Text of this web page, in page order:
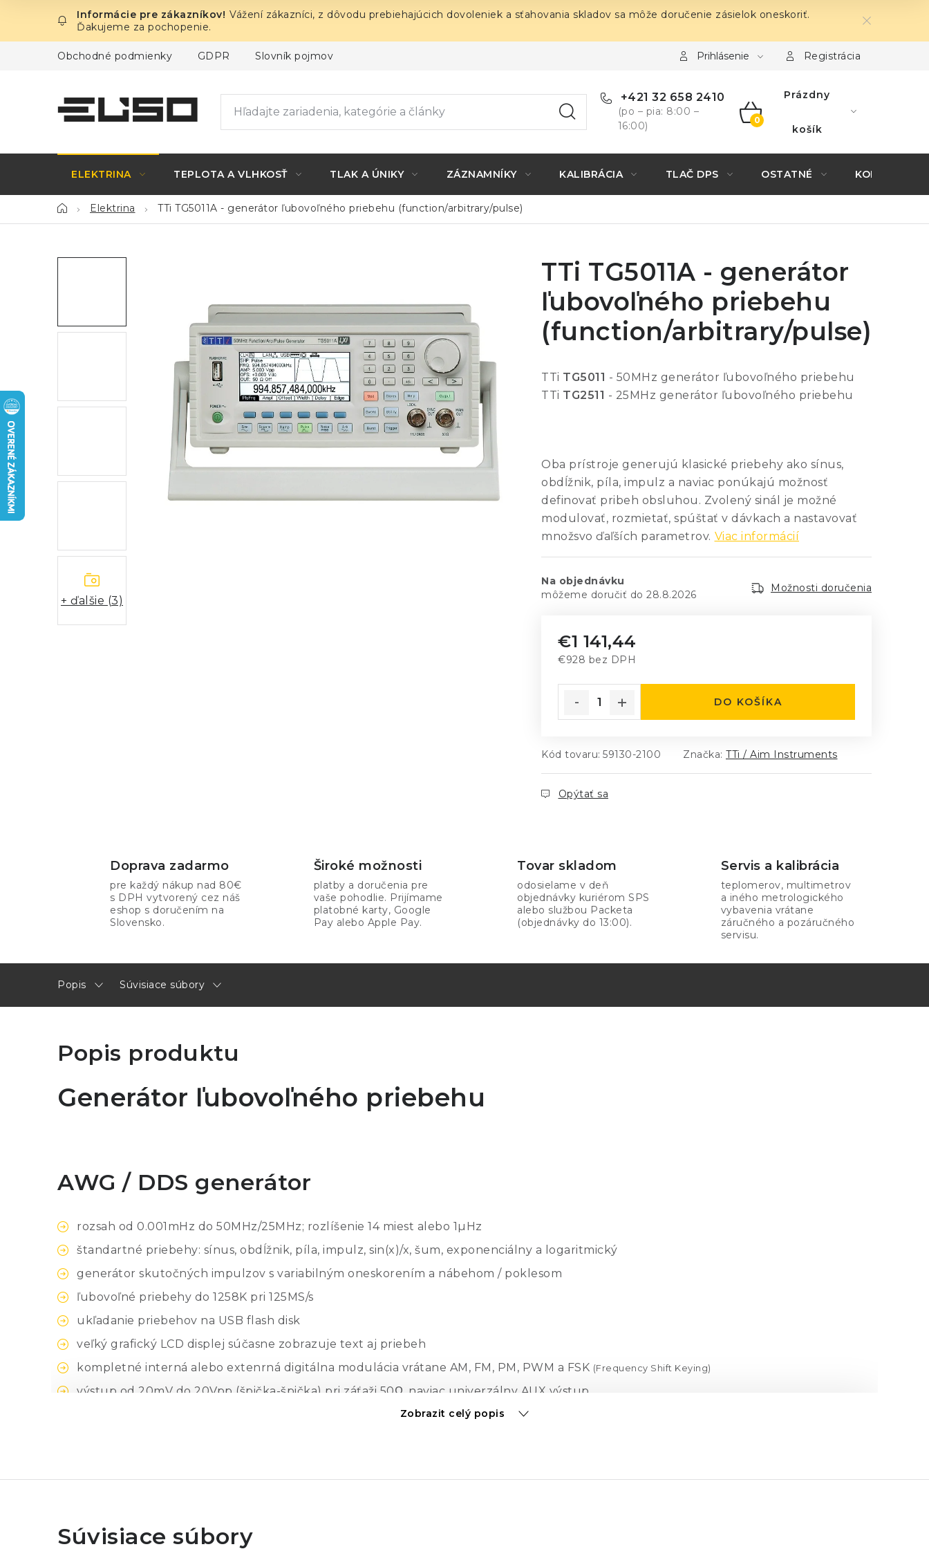
obsah
Vážení zákazníci, z dôvodu prebiehajúcich dovoleniek a sťahovania skladov sa môže doručenie zásielok oneskoriť.
Ďakujeme za pochopenie.
Obchodné podmienky GDPR Slovník pojmov Prihlásenie Registrácia
+421 32 658 2410
(po – pia: 8:00 –
16:00)
NÁKUPNÝ
Prázdny
košík
ELEKTRINA TEPLOTA A VLHKOSŤ TLAK A ÚNIKY ZÁZNAMNÍKY KALIBRÁCIA TLAČ DPS OSTATNÉ KONTAKTY
DomovElektrina TTi TG5011A - generátor ľubovoľného priebehu (function/arbitrary/pulse)
+ ďalšie (3)
TTi TG5011A - generátor
ľubovoľného priebehu
(function/arbitrary/pulse)
TTi TG5011 - 50MHz generátor ľubovoľného priebehu
TTi TG2511 - 25MHz generátor ľubovoľného priebehu
Oba prístroje generujú klasické priebehy ako sínus,
obdĺžnik, píla, impulz a naviac ponúkajú možnosť
definovať pribeh obsluhou. Zvolený sinál je možné
modulovať, rozmietať, spúštať v dávkach a nastavovať
množsvo ďaľších parametrov. Viac informácií
Na objednávku
28.8.2026
Možnosti doručenia
€1 141,44
€928 bez DPH
DO KOŠÍKA
Kód tovaru: 59130-2100 Značka: TTi / Aim Instruments
Opýtať sa
Doprava zadarmo
pre každý nákup nad 80€
s DPH vytvorený cez náš
eshop s doručením na
Slovensko.
Široké možnosti
platby a doručenia pre
vaše pohodlie. Prijímame
platobné karty, Google
Pay alebo Apple Pay.
Tovar skladom
odosielame v deň
objednávky kuriérom SPS
alebo službou Packeta
(objednávky do 13:00).
Servis a kalibrácia
teplomerov, multimetrov
a iného metrologického
vybavenia vrátane
záručného a pozáručného
servisu.
Popis Súvisiace súbory
Popis produktu
Generátor ľubovoľného priebehu
AWG / DDS generátor
rozsah od 0.001mHz do 50MHz/25MHz; rozlíšenie 14 miest alebo 1µHz
štandartné priebehy: sínus, obdĺžnik, píla, impulz, sin(x)/x, šum, exponenciálny a logaritmický
generátor skutočných impulzov s variabilným oneskorením a nábehom / poklesom
ľubovoľné priebehy do 1258K pri 125MS/s
ukľadanie priebehov na USB flash disk
veľký grafický LCD displej súčasne zobrazuje text aj priebeh
kompletné interná alebo extenrná digitálna modulácia vrátane AM, FM, PM, PWM a FSK (Frequency Shift Keying)
výstup od 20mV do 20Vpp (špička-špička) pri záťaži 50Ω, naviac univerzálny AUX výstup
uloženie viacero nastavení v internej permanentnej pamäti
Thurlby Thandar Instruments - TG 5011A a TG 2511A
Zobrazit celý popis
Súvisiace súbory